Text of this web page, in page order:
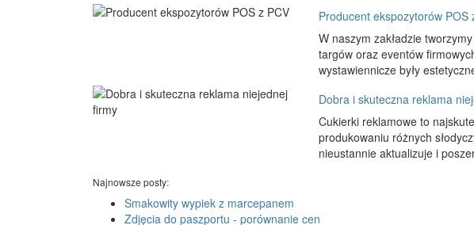
Producent ekspozytorów POS
W naszym zakładzie
targów oraz eventów
wystawiennicze były
Dobra i skuteczna reklama
Cukierki reklamowe to
produkowaniu różnych
nieustannie aktualizuje i
Najnowsze posty:
Smakowity wypiek z marcepanem
Zdjęcia do paszportu - porównanie cen